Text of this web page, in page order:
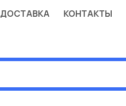
ДОСТАВКА КОНТАКТЫ